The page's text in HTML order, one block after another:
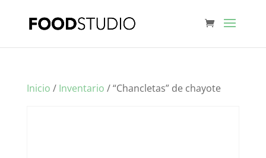
Inicio / Inventario / “Chancletas” de chayote